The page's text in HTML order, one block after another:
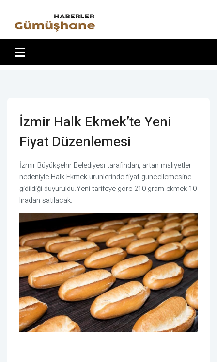
İzmir Halk Ekmek’te Yeni
Fiyat Düzenlemesi
İzmir Büyükşehir Belediyesi tarafından, artan maliyetler
nedeniyle Halk Ekmek ürünlerinde fiyat güncellemesine
gidildiği duyuruldu.Yeni tarifeye göre 210 gram ekmek 10
liradan satılacak.